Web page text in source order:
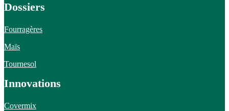
Dossiers
Fourragères
Maïs
Tournesol
Innovations
Covermix